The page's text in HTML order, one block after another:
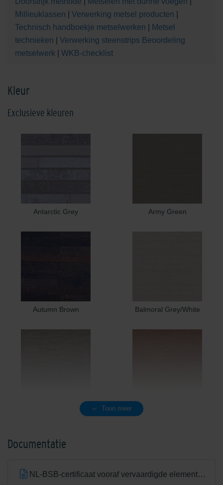
Millieuklassen
Verwerking metsel producten
Technisch handboekje metselwerken
Metsel
technieken
Verwerking steenstrips Beoordeling
metselwerk
WKB-checklist
Kleur
Exclusieve kleuren
Antarctic Grey Army Green
Autumn Brown Balmoral Grey/White
Birmingham Greyblue Toon meer
Documentatie
NL-BSB-certificaat vooraf vervaardigde elementen van beton